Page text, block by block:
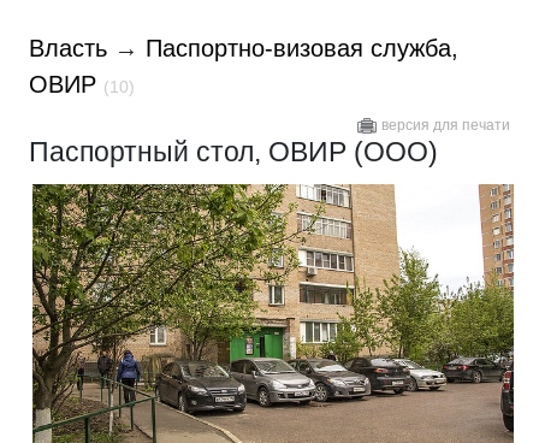
Власть → Паспортно-визовая служба,
ОВИР (10)
версия для печати
Паспортный стол, ОВИР (ООО)